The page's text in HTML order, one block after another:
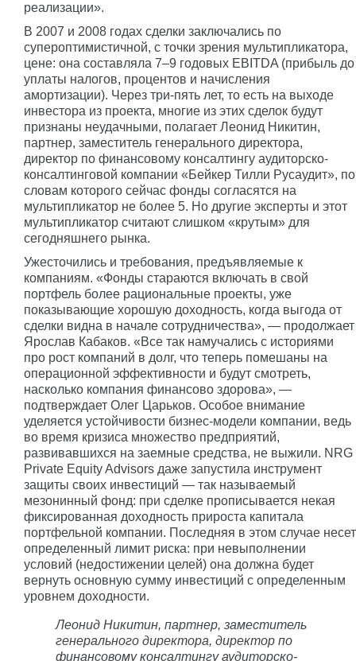
реализации».
В 2007 и 2008 годах сделки заключались по
супероптимистичной, с точки зрения мультипликатора,
цене: она составляла 7–9 годовых EBITDA (прибыль до
уплаты налогов, процентов и начисления
амортизации). Через три-пять лет, то есть на выходе
инвестора из проекта, многие из этих сделок будут
признаны неудачными, полагает Леонид Никитин,
партнер, заместитель генерального директора,
директор по финансовому консалтингу аудиторско-
консалтинговой компании «Бейкер Тилли Русаудит», по
словам которого сейчас фонды согласятся на
мультипликатор не более 5. Но другие эксперты и этот
мультипликатор считают слишком «крутым» для
сегодняшнего рынка.
Ужесточились и требования, предъявляемые к
компаниям. «Фонды стараются включать в свой
портфель более рациональные проекты, уже
показывающие хорошую доходность, когда выгода от
сделки видна в начале сотрудничества», — продолжает
Ярослав Кабаков. «Все так намучались с историями
про рост компаний в долг, что теперь помешаны на
операционной эффективности и будут смотреть,
насколько компания финансово здорова», —
подтверждает Олег Царьков. Особое внимание
уделяется устойчивости бизнес-модели компании, ведь
во время кризиса множество предприятий,
развивавшихся на заемные средства, не выжили. NRG
Private Equity Advisors даже запустила инструмент
защиты своих инвестиций — так называемый
мезонинный фонд: при сделке прописывается некая
фиксированная доходность прироста капитала
портфельной компании. Последняя в этом случае несет
определенный лимит риска: при невыполнении
условий (недостижении целей) она должна будет
вернуть основную сумму инвестиций с определенным
уровнем доходности.
Леонид Никитин, партнер, заместитель
генерального директора, директор по
финансовому консалтингу аудиторско-